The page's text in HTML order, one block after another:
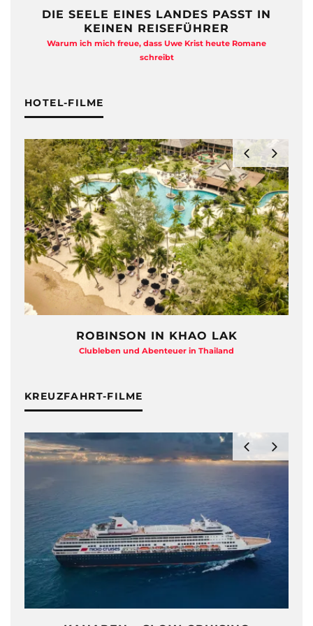
DIE SEELE EINES LANDES PASST IN
KEINEN REISEFÜHRER
Warum ich mich freue, dass Uwe Krist heute Romane
schreibt
HOTEL-FILME
ROBINSON IN KHAO LAK
Clubleben und Abenteuer in Thailand
KREUZFAHRT-FILME